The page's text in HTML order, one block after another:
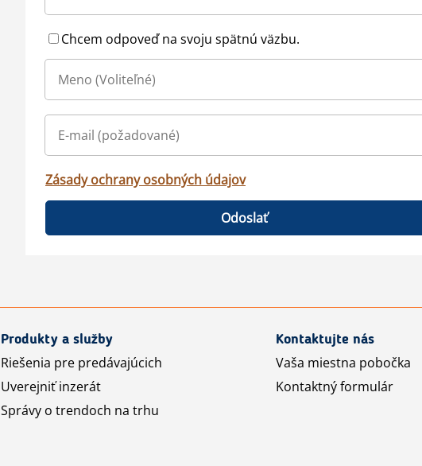
Chcem odpoveď na svoju spätnú väzbu.
Zásady ochrany osobných údajov
Odoslať
Produkty a služby
Riešenia pre predávajúcich
Uverejniť inzerát
Správy o trendoch na trhu
Kontaktujte nás
Vaša miestna pobočka
Kontaktný formulár